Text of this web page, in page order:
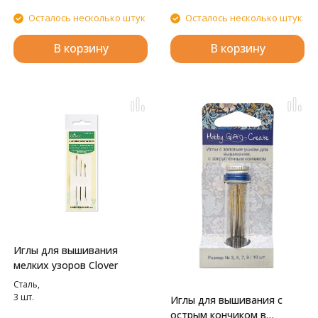
Осталось несколько штук
В корзину
Осталось несколько штук
В корзину
Иглы для вышивания
мелких узоров Clover
Сталь,
3 шт.
Иглы для вышивания с
острым кончиком в